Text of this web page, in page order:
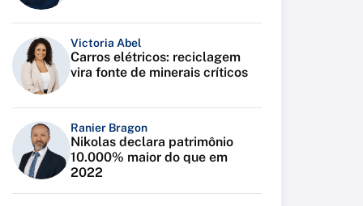
Victoria Abel
Carros elétricos: reciclagem
vira fonte de minerais críticos
Ranier Bragon
Nikolas declara patrimônio
10.000% maior do que em
2022